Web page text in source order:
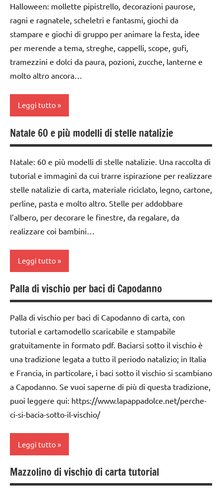
Primavera
SCIENZE
scienze:
ARGOMENTI
PER ETA'
TUTTI GLI
ARTICOLI
classe
dai
3 ai
Primavera
SCIENZE
animali
TUTTI GLI
PER ETA'
TUTTI GLI
Halloween: mollette pipistrello, decorazioni paurose,
ragni e ragnatele, scheletri e fantasmi, giochi da
stampare e giochi di gruppo per animare la festa, idee
per merende a tema, streghe, cappelli, scope, gufi,
tramezzini e dolci da paura, pozioni, zucche, lanterne e
molto altro ancora…
Leggi tutto
Autunno
1a-5a
da 0
anni
dai
6
anni
DELL'ANNO
LAVORETTI
raccolte
di links
a tema
STAGIONI
TUTORIAL
ARGOMENTI
PER ETA'
TUTTI GLI
ARTICOLI
Natale 60 e più modelli di stelle natalizie
Natale: 60 e più modelli di stelle natalizie. Una raccolta di
tutorial e immagini da cui trarre ispirazione per realizzare
stelle natalizie di carta, materiale riciclato, legno, cartone,
perline, pasta e molto altro. Stelle per addobbare
l’albero, per decorare le finestre, da regalare, da
realizzare coi bambini…
Leggi tutto
3a
settimana
di
avvento
4a
settimana
di
albero
di
ARTE
IMMAGINE
carta
Palla di vischio per baci di Capodanno
Palla di vischio per baci di Capodanno di carta, con
tutorial e cartamodello scaricabile e stampabile
gratuitamente in formato pdf. Baciarsi sotto il vischio è
una tradizione legata a tutto il periodo natalizio; in Italia
e Francia, in particolare, i baci sotto il vischio si scambiano
a Capodanno. Se vuoi saperne di più di questa tradizione,
puoi leggere qui: https://www.lapappadolce.net/perche-
ci-si-bacia-sotto-il-vischio/
Leggi tutto
Capodanno
Mazzolino di vischio di carta tutorial